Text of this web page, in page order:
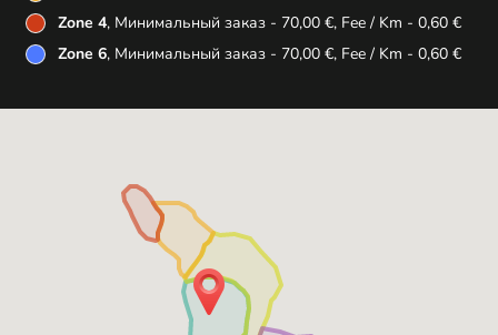
Zone 4, Минимальный заказ - 70,00 €, Fee / Km - 0,60 €
Zone 6, Минимальный заказ - 70,00 €, Fee / Km - 0,60 €